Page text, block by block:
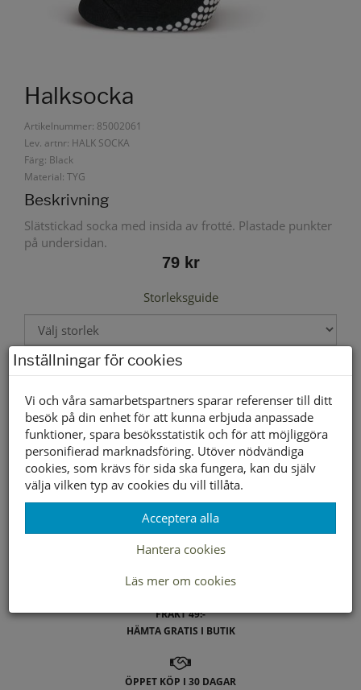
Halksocka
Artikelnummer: 85002061
Lev. artnr: HALK SOCKA
Färg: Black
Material: TYG
Beskrivning
Slätstickad socka med insida av frotté. Plastade punkter
på undersidan.
79 kr
Storleksguide
Välj storlek först
Lagerstatus per butik
Butik
34-36 37-39 40-42
43-45
Borlänge
Buffert lager
FRAKT 49:-
HÄMTA GRATIS I BUTIK
ÖPPET KÖP I 30 DAGAR
Inställningar för cookies
Vi och våra samarbetspartners sparar referenser till ditt
besök på din enhet för att kunna erbjuda anpassade
funktioner, spara besöksstatistik och för att möjliggöra
personifierad marknadsföring. Utöver nödvändiga
cookies, som krävs för sida ska fungera, kan du själv
välja vilken typ av cookies du vill tillåta.
Acceptera alla
Hantera cookies
Läs mer om cookies